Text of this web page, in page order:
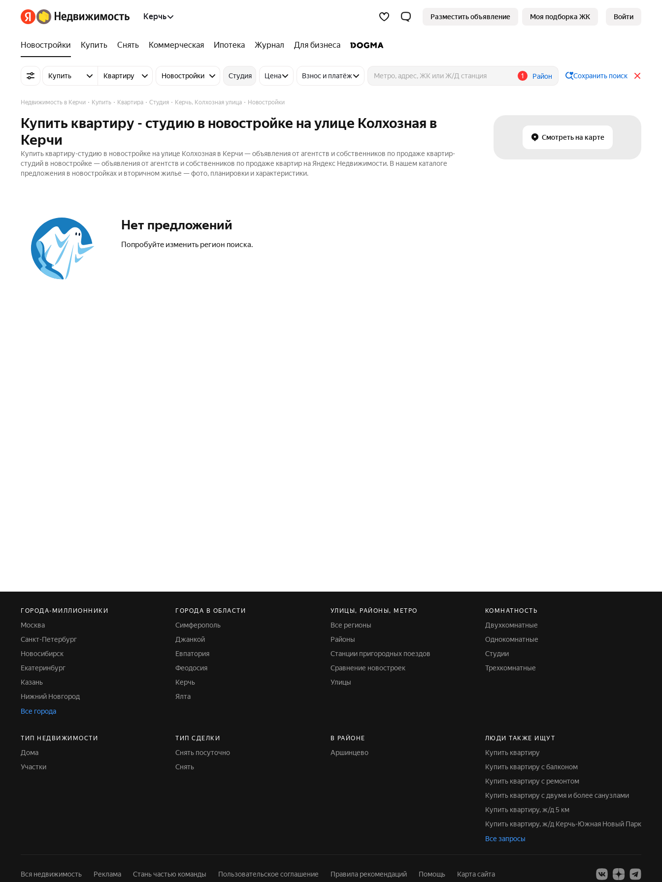
Керчь Разместить объявление Моя подборка ЖК Войти
Новостройки Купить Снять Коммерческая Ипотека Журнал Для бизнеса
Купить Квартиру Новостройки Студия Цена Взнос и платёж 1 Район Сохранить поиск
Смотреть на карте
Недвижимость в Керчи Купить Квартира Студия Керчь, Колхозная улица Новостройки
Купить квартиру - студию в новостройке на улице Колхозная в
Керчи
Купить квартиру-студию в новостройке на улице Колхозная в Керчи — объявления от агентств и собственников по продаже квартир-
студий в новостройке — объявления от агентств и собственников по продаже квартир на Яндекс Недвижимости. В нашем каталоге
предложения в новостройках и вторичном жилье — фото, планировки и характеристики.
Нет предложений
Попробуйте изменить регион поиска.
ГОРОДА-МИЛЛИОННИКИ
Москва
Санкт-Петербург
Новосибирск
Екатеринбург
Казань
Нижний Новгород
Все города
ГОРОДА В ОБЛАСТИ
Симферополь
Джанкой
Евпатория
Феодосия
Керчь
Ялта
УЛИЦЫ, РАЙОНЫ, МЕТРО
Все регионы
Районы
Станции пригородных поездов
Сравнение новостроек
Улицы
КОМНАТНОСТЬ
Двухкомнатные
Однокомнатные
Студии
Трехкомнатные
ТИП НЕДВИЖИМОСТИ
Дома
Участки
ТИП СДЕЛКИ
Снять посуточно
Снять
В РАЙОНЕ
Аршинцево
ЛЮДИ ТАКЖЕ ИЩУТ
Купить квартиру
Купить квартиру с балконом
Купить квартиру с ремонтом
Купить квартиру с двумя и более санузлами
Купить квартиру, ж/д 5 км
Купить квартиру, ж/д Керчь-Южная Новый Парк
Все запросы
Вся недвижимость Реклама Стань частью команды Пользовательское соглашение Правила рекомендаций Помощь Карта сайта